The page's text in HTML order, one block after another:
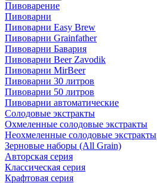
Пивоварение
Пивоварни
Пивоварни Easy Brew
Пивоварни Grainfather
Пивоварни Бавария
Пивоварни Beer Zavodik
Пивоварни MirBeer
Пивоварни 30 литров
Пивоварни 50 литров
Пивоварни автоматические
Солодовые экстракты
Охмеленные солодовые экстракты
Неохмеленные солодовые экстракты
Зерновые наборы (All Grain)
Авторская серия
Классическая серия
Крафтовая серия